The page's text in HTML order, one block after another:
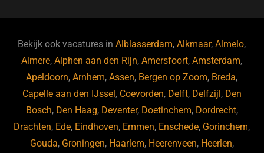
o
o
k
n
o
n
s
p
p
Bekijk ook vacatures inAlblasserdam,Alkmaar,Almelo,
Almere,Alphen aan den Rijn,Amersfoort,Amsterdam,
Apeldoorn,Arnhem,Assen, Bergen op Zoom, Breda,
Capelle aan den IJssel, Coevorden, Delft, Delfzijl, Den
Bosch, Den Haag, Deventer, Doetinchem, Dordrecht,
Drachten, Ede, Eindhoven, Emmen, Enschede, Gorinchem,
Gouda, Groningen, Haarlem, Heerenveen, Heerlen,